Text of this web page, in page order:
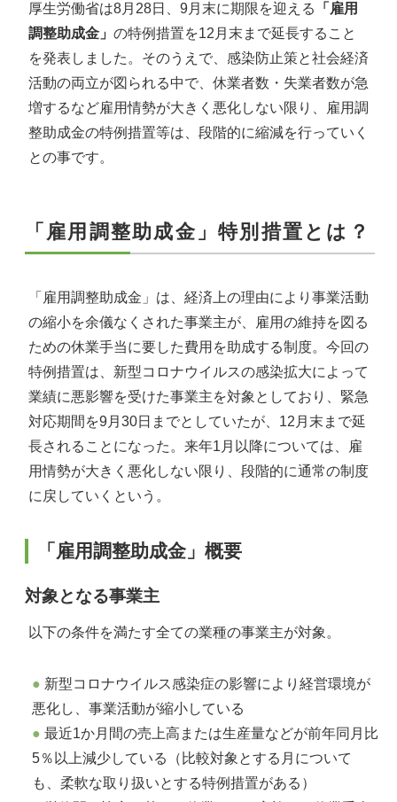
厚生労働省は8月28日、9月末に期限を迎える
「雇用
調整助成金」 の特例措置を12月末まで延長すること
を発表しました。そのうえで、感染防止策と社会経済
活動の両立が図られる中で、休業者数・失業者数が急
増するなど雇用情勢が大きく悪化しない限り、雇用調
整助成金の特例措置等は、段階的に縮減を行っていく
との事です。
「雇用調整助成金」特別措置とは？
「雇用調整助成金」は、経済上の理由により事業活動
の縮小を余儀なくされた事業主が、雇用の維持を図る
ための休業手当に要した費用を助成する制度。今回の
特例措置は、新型コロナウイルスの感染拡大によって
業績に悪影響を受けた事業主を対象としており、緊急
対応期間を9月30日までとしていたが、12月末まで延
長されることになった。来年1月以降については、雇
用情勢が大きく悪化しない限り、段階的に通常の制度
に戻していくという。
「雇用調整助成金」概要
対象となる事業主
以下の条件を満たす全ての業種の事業主が対象。
新型コロナウイルス感染症の影響により経営環境が
悪化し、事業活動が縮小している
最近1か月間の売上高または生産量などが前年同月比
5％以上減少している（比較対象とする月について
も、柔軟な取り扱いとする特例措置がある）